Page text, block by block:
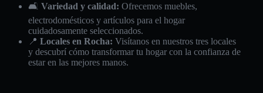
🛋️ Variedad y calidad: Ofrecemos muebles,
electrodomésticos y artículos para el hogar
cuidadosamente seleccionados.
📍 Locales en Rocha: Visítanos en nuestros tres locales
y descubrí cómo transformar tu hogar con la confianza de
estar en las mejores manos.